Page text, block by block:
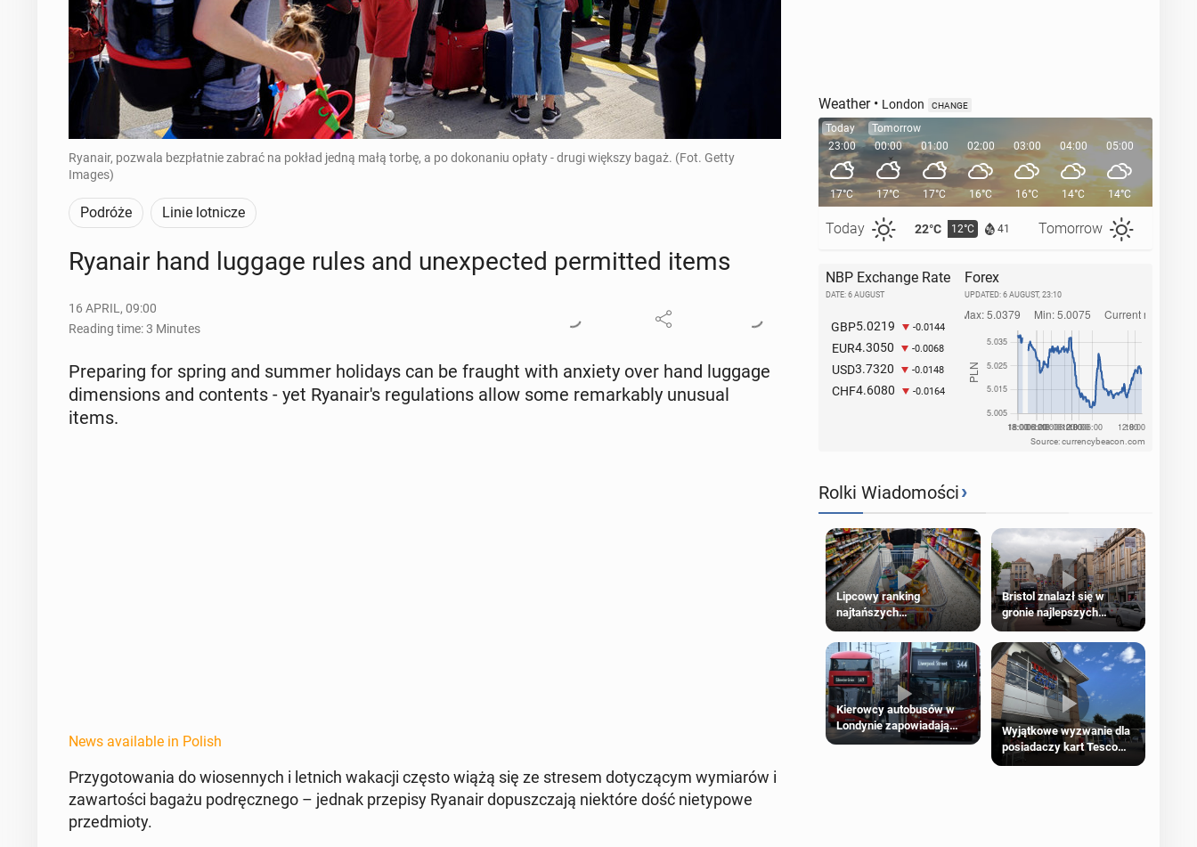
Ryanair, pozwala bezpłatnie zabrać na pokład jedną małą torbę, a po dokonaniu opłaty - drugi większy bagaż. (Fot. Getty
Images)
Podróże Linie lotnicze
Ryanair hand luggage rules and un­ex­pect­ed per­mit­ted items
16 APRIL, 09:00
Reading time: 3 Minutes
Prepar­ing for spring and summer hol­i­days can be fraught with anxiety over hand luggage
di­men­sions and con­tents - yet Ryanair's reg­u­la­tions allow some re­mark­ably unusual
items.
News available in Polish
Przy­go­towa­nia do wiosen­nych i letnich wakacji często wiążą się ze stresem doty­czą­cym wymi­arów i
za­wartoś­ci bagażu po­dręcznego – jednak przepisy Ryanair do­puszcza­ją niek­tóre dość ni­ety­powe
przed­mio­ty.
Weather• London CHANGE
Today
23:00
17°C
Today 22°C 12°C 41 Tomorrow
Tomorrow
00:00
17°C
01:00
17°C
02:00
16°C
03:00
16°C
04:00
14°C
05:00
14°C
NBP Exchange Rate
DATE: 6 AUGUST
GBP5.0219 -0.0144
EUR4.3050 -0.0068
USD3.7320 -0.0148
CHF4.6080 -0.0164
Forex
UPDATED: 6 AUGUST, 23:10
Source: currencybeacon.com
Rolki Wiadomości›
Lipcowy ranking
najtańszych
supermarketów
Bristol znalazł się w
gronie najlepszych
kierunków podróży na
świecie
Kierowcy autobusów w
Londynie zapowiadają
strajki
Wyjątkowe wyzwanie dla
posiadaczy kart Tesco
Clubcard!